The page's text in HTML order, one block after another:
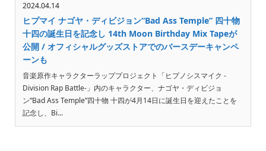
2024.04.14
ヒプマイ ナゴヤ・ディビジョン“Bad Ass Temple” 四十物
十四の誕生日を記念し 14th Moon Birthday Mix Tapeが
公開 / オフィシャルグッズストアでのバースデーキャンペ
ーンも
音楽原作キャラクターラッププロジェクト「ヒプノシスマイク -
Division Rap Battle-」内のキャラクター、ナゴヤ・ディビジョ
ン“Bad Ass Temple”四十物 十四が4月14日に誕生日を迎えたことを
記念し、Bi...